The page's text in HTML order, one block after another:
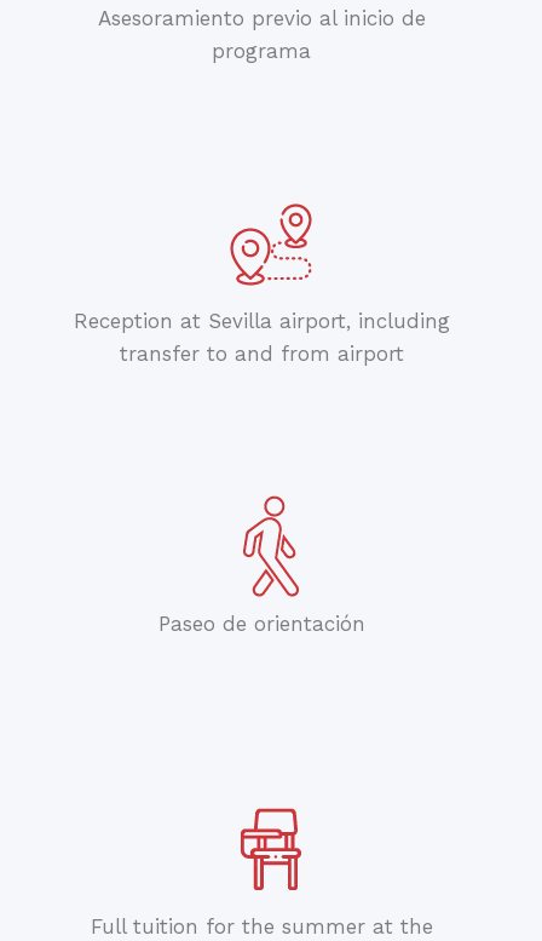
Asesoramiento previo al inicio de
programa
Reception at Sevilla airport, including
transfer to and from airport
Paseo de orientación
Full tuition for the summer at the